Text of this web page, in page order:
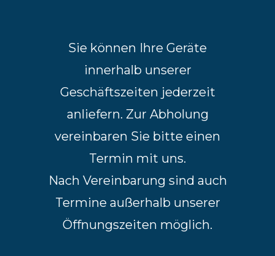
Sie können Ihre Geräte
innerhalb unserer
Geschäftszeiten jederzeit
anliefern. Zur Abholung
vereinbaren Sie bitte einen
Termin mit uns.
Nach Vereinbarung sind auch
Termine außerhalb unserer
Öffnungszeiten möglich.